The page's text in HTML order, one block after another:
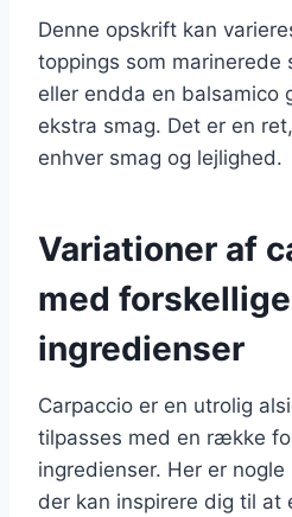
Denne opskrift kan
toppings som marinerede
eller endda en balsamico
ekstra smag. Det er en
enhver smag og lejlighed.
Variationer af
med forskellige
ingredienser
Carpaccio er en utrolig
tilpasses med en række
ingredienser. Her er
der kan inspirere dig til at